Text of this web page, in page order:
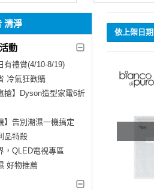
清淨
動
有禮賞(4/10-8/19)
冷氣狂歡購
搶】Dyson造型家電6折
】告別潮濕一機搞定
品特殺
，QLED電視專區
好物推薦
依上架日期